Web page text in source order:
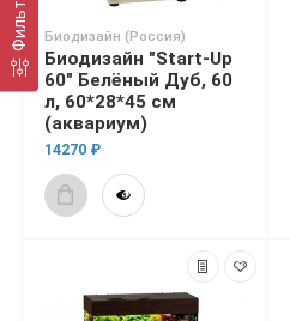
Фильтр Биодизайн (Россия)
Биодизайн "Start-Up
60" Белёный Дуб, 60
л, 60*28*45 см
(аквариум)
14270 ₽